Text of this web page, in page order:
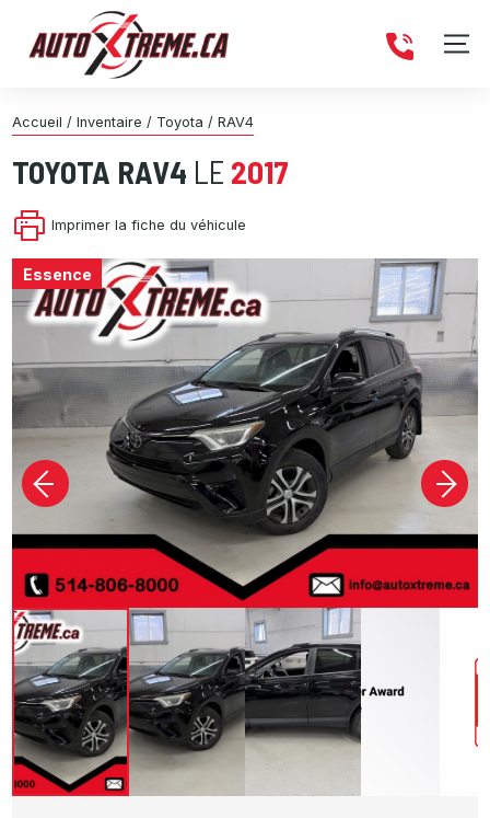
Accueil / Inventaire / Toyota / RAV4
TOYOTA RAV4 LE 2017
Imprimer la fiche du véhicule
Essence